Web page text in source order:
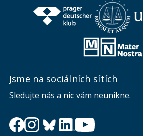
Jsme na sociálních sítích
Sledujte nás a nic vám neunikne.